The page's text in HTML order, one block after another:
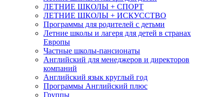
ЛЕТНИЕ ШКОЛЫ + СПОРТ
ЛЕТНИЕ ШКОЛЫ + ИСКУССТВО
Программы для родителей с детьми
Летние школы и лагеря для детей в странах
Европы
Частные школы-пансионаты
Английский для менеджеров и директоров
компаний
Английский язык круглый год
Программы Английский плюс
Группы